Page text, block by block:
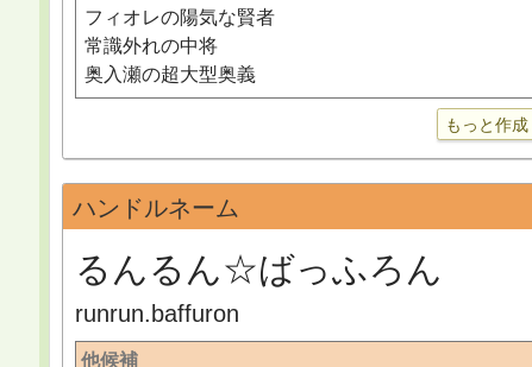
フィオレの陽気な賢者
常識外れの中将
奥入瀬の超大型奥義
もっと作成
ハンドルネーム
るんるん☆ばっふろん
runrun.baffuron
他候補